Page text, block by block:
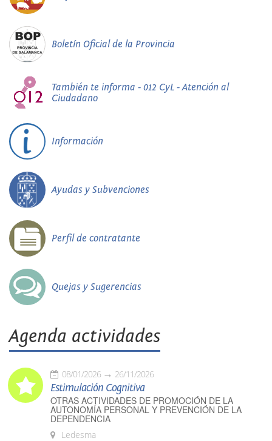
Boletín Oficial de la Provincia
También te informa - 012 CyL - Atención al
Ciudadano
Información
Ayudas y Subvenciones
Perfil de contratante
Quejas y Sugerencias
Agenda actividades
08/01/2026 26/11/2026
Estimulación Cognitiva
OTRAS ACTIVIDADES DE PROMOCIÓN DE LA
AUTONOMÍA PERSONAL Y PREVENCIÓN DE LA
DEPENDENCIA
Ledesma